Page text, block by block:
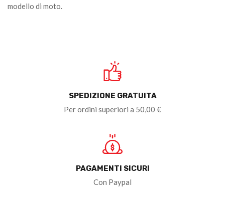
modello di moto.
SPEDIZIONE GRATUITA
Per ordini superiori a 50,00 €
PAGAMENTI SICURI
Con Paypal